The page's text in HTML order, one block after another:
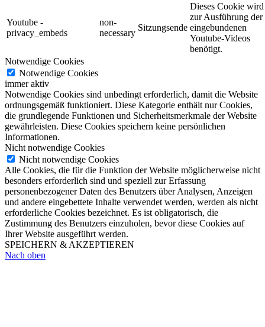
Youtube -
privacy_embeds
non-
necessary
Sitzungsende
Dieses Cookie wird
zur Ausführung der
eingebundenen
Youtube-Videos
benötigt.
Notwendige Cookies
Notwendige Cookies
immer aktiv
Notwendige Cookies sind unbedingt erforderlich, damit die Website
ordnungsgemäß funktioniert. Diese Kategorie enthält nur Cookies,
die grundlegende Funktionen und Sicherheitsmerkmale der Website
gewährleisten. Diese Cookies speichern keine persönlichen
Informationen.
Nicht notwendige Cookies
Nicht notwendige Cookies
Alle Cookies, die für die Funktion der Website möglicherweise nicht
besonders erforderlich sind und speziell zur Erfassung
personenbezogener Daten des Benutzers über Analysen, Anzeigen
und andere eingebettete Inhalte verwendet werden, werden als nicht
erforderliche Cookies bezeichnet. Es ist obligatorisch, die
Zustimmung des Benutzers einzuholen, bevor diese Cookies auf
Ihrer Website ausgeführt werden.
SPEICHERN & AKZEPTIEREN
Nach oben